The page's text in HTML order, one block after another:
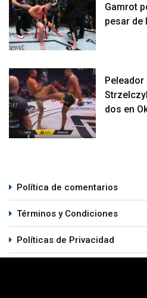
Gamrot
pesar de
Peleador
dos en
Política de comentarios
Términos y Condiciones
Políticas de Privacidad